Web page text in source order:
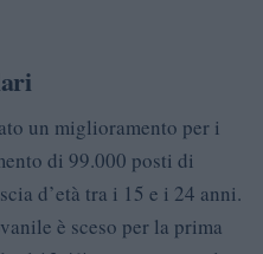
un miglioramento per i
di 99.000 posti di
d’età tra i 15 e i 24 anni.
è sceso per la prima